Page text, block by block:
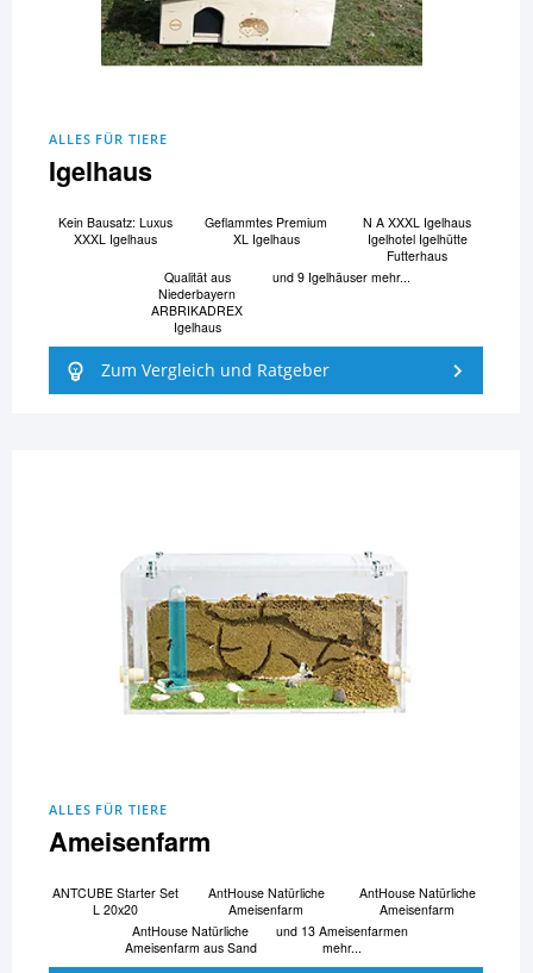
ALLES FÜR TIERE
Igelhaus
Kein Bausatz: Luxus
XXXL Igelhaus
Geflammtes Premium
XL Igelhaus
N A XXXL Igelhaus
Igelhotel Igelhütte
Futterhaus
Qualität aus
Niederbayern
ARBRIKADREX
Igelhaus
und 9 Igelhäuser mehr...
Zum Vergleich und Ratgeber
ALLES FÜR TIERE
Ameisenfarm
ANTCUBE Starter Set
L 20x20
AntHouse Natürliche
Ameisenfarm
AntHouse Natürliche
Ameisenfarm
AntHouse Natürliche
Ameisenfarm aus Sand
und 13 Ameisenfarmen
mehr...